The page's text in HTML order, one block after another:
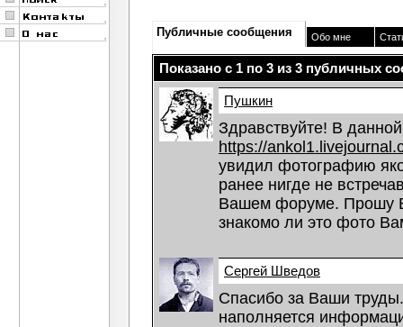
Публичные сообщения Обо мне
Показано с 1 по 3 из 3 публичных
Пушкин
Здравствуйте! В
https://
увидил фотографию
ранее нигде не
Вашем форуме. Прошу
знакомо ли это фото
Сергей Шведов
Спасибо за Ваши
наполняется